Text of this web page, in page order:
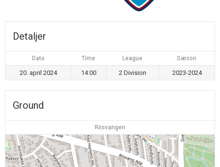
Detaljer
Dato Time League Sæson
20. april 2024 14:00 2 Division 2023-2024
Ground
Riisvangen